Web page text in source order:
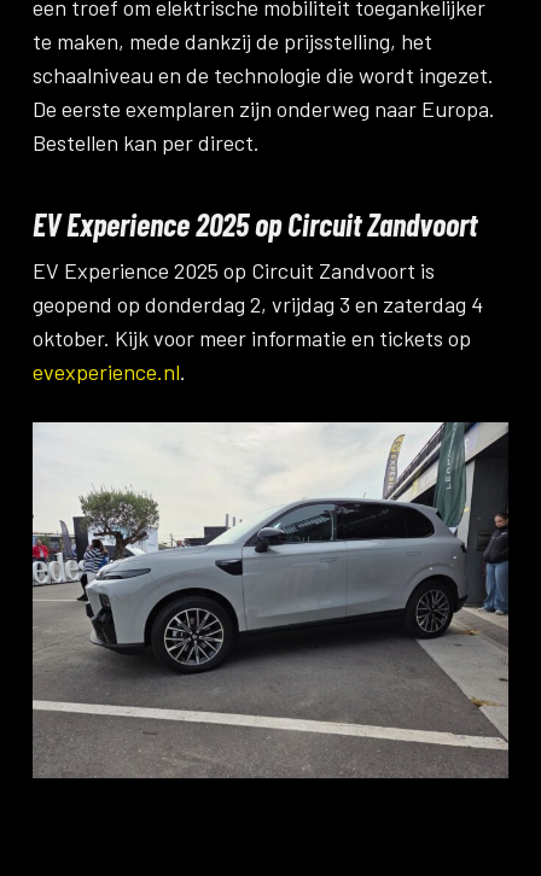
een troef om elektrische mobiliteit toegankelijker
te maken, mede dankzij de prijsstelling, het
schaalniveau en de technologie die wordt ingezet.
De eerste exemplaren zijn onderweg naar Europa.
Bestellen kan per direct.
EV Experience 2025 op Circuit Zandvoort
EV Experience 2025 op Circuit Zandvoort is
geopend op donderdag 2, vrijdag 3 en zaterdag 4
oktober. Kijk voor meer informatie en tickets op
evexperience.nl.